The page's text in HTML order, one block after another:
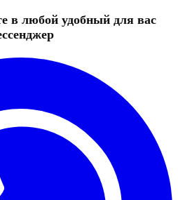
в любой удобный для вас